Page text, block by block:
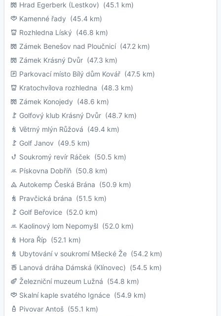
Hrad Egerberk (Lestkov) (45.1 km)
Kamenné řady (45.4 km)
Rozhledna Líský (46.8 km)
Zámek Benešov nad Ploučnicí(47.2 km)
Zámek Krásný Dvůr (47.3 km)
Parkovací místo Bílý dům Kovář (47.5 km)
Kratochvílova rozhledna (48.3 km)
Zámek Konojedy (48.6 km)
Golfový klub Krásný Dvůr (48.7 km)
Větrný mlýn Růžová (49.4 km)
Golf Janov (49.5 km)
Soukromý revír Ráček (50.5 km)
Pískovna Dobříň (50.8 km)
Autokemp Česká Brána (50.9 km)
Pravčická brána (51.5 km)
Golf Beřovice (52.0 km)
Kaolinový lom Nepomyšl (52.0 km)
Hora Říp (52.1 km)
Ubytování v soukromí Mšecké Že (54.2 km)
Lanová dráha Dámská (Klínovec) (54.5 km)
Železniční muzeum Lužná (54.8 km)
Skalní kaple svatého Ignáce (54.9 km)
Pivovar Antoš (55.1 km)